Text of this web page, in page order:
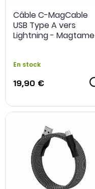
Câble C-MagCable
USB Type A vers
Lightning - Magtame
En stock
19,90 €